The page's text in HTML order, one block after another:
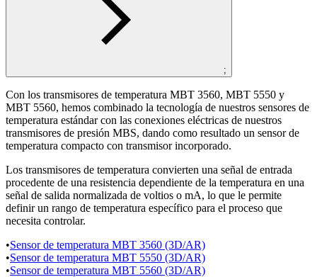
;
Con los transmisores de temperatura MBT 3560, MBT 5550 y
MBT 5560, hemos combinado la tecnología de nuestros sensores de
temperatura estándar con las conexiones eléctricas de nuestros
transmisores de presión MBS, dando como resultado un sensor de
temperatura compacto con transmisor incorporado.
Los transmisores de temperatura convierten una señal de entrada
procedente de una resistencia dependiente de la temperatura en una
señal de salida normalizada de voltios o mA, lo que le permite
definir un rango de temperatura específico para el proceso que
necesita controlar.
•Sensor de temperatura MBT 3560 (3D/AR)
•Sensor de temperatura MBT 5550 (3D/AR)
•Sensor de temperatura MBT 5560 (3D/AR)